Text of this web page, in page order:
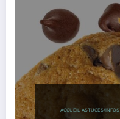
ACCUEIL ASTUCES/INFOS